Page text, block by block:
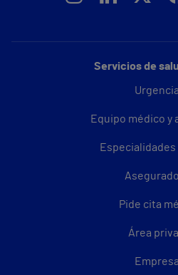
Servicios de
Equipo médico y
Especialidades
Pide cita
Área